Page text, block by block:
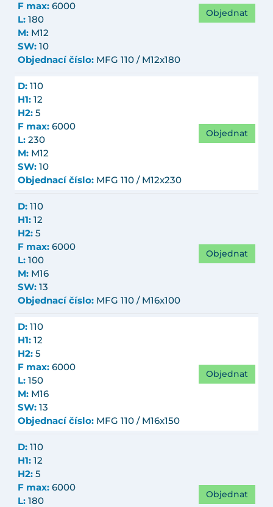
F max: 6000
L: 180
M: M12
SW: 10
Objednací číslo: MFG 110 / M12x180
Objednat
D: 110
H1: 12
H2: 5
F max: 6000
L: 230
M: M12
SW: 10
Objednací číslo: MFG 110 / M12x230
Objednat
D: 110
H1: 12
H2: 5
F max: 6000
L: 100
M: M16
SW: 13
Objednací číslo: MFG 110 / M16x100
Objednat
D: 110
H1: 12
H2: 5
F max: 6000
L: 150
M: M16
SW: 13
Objednací číslo: MFG 110 / M16x150
Objednat
D: 110
H1: 12
H2: 5
F max: 6000
L: 180
Objednat